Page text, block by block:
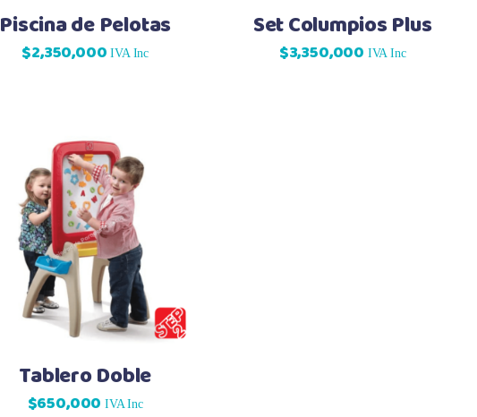
Piscina de Pelotas
$2,350,000 IVA Inc
Set Columpios Plus
$3,350,000 IVA Inc
Tablero Doble
$650,000 IVA Inc